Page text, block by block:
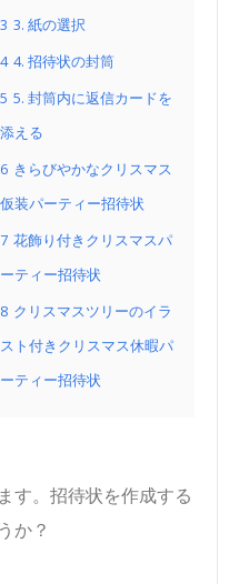
3 3. 紙の選択
4 4. 招待状の封筒
5 5. 封筒内に返信カードを
添える
6 きらびやかなクリスマス
仮装パーティー招待状
7 花飾り付きクリスマスパ
ーティー招待状
8 クリスマスツリーのイラ
スト付きクリスマス休暇パ
ーティー招待状
す。招待状を作成する
か？